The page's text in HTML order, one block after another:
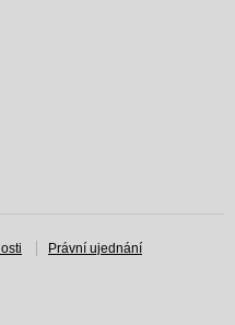
Právní ujednání